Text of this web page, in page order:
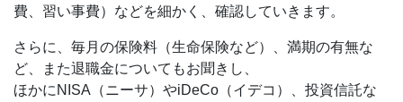
費、習い事費）などを細かく、確認していきます。
さらに、毎月の保険料（生命保険など）、満期の有無な
ど、また退職金についてもお聞きし、
ほかにNISA（ニーサ）やiDeCo（イデコ）、投資信託な